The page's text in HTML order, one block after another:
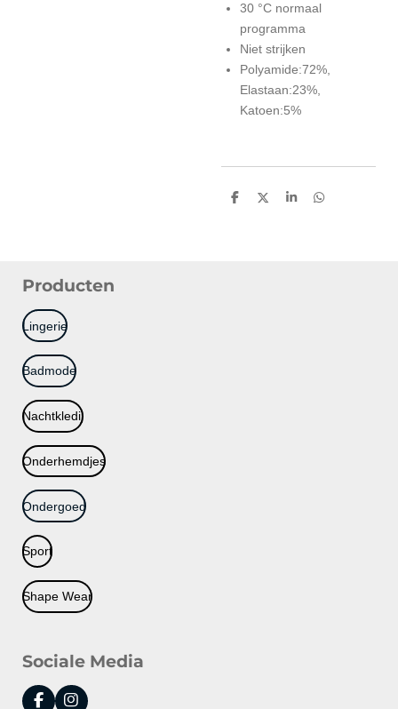
30 °C normaal
programma
Niet strijken
Polyamide:72%,
Elastaan:23%,
Katoen:5%
D
D
S
D
Producten
Lingerie
Badmode
Nachtkledij
Onderhemdjes
Ondergoed
Sport
Shape Wear
Sociale Media